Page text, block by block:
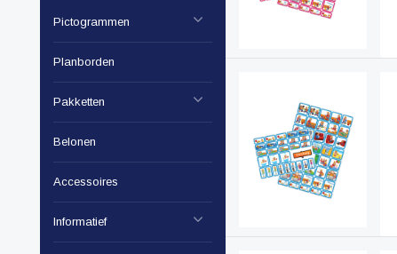
Pictogrammen
Planborden
Pakketten
Belonen
Accessoires
Informatief